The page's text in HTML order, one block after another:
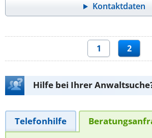
Kontaktdaten
1 2
Hilfe bei Ihrer
Telefonhilfe